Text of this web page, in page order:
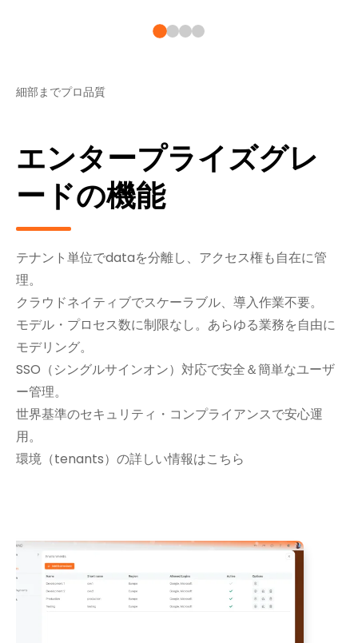
細部までプロ品質
エンタープライズグレ
ードの機能
テナント単位でdataを分離し、アクセス権も自在に管
理。
クラウドネイティブでスケーラブル、導入作業不要。
モデル・プロセス数に制限なし。あらゆる業務を自由に
モデリング。
SSO（シングルサインオン）対応で安全＆簡単なユーザ
ー管理。
世界基準のセキュリティ・コンプライアンスで安心運
用。
環境（tenants）の詳しい情報はこちら